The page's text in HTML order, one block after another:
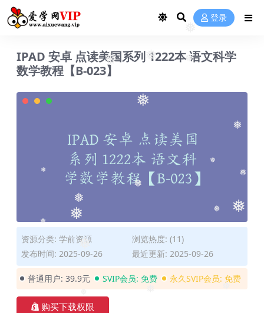
❅
❅
❅
❅
❅
❅
❅
❅
❅ ❅
❅
登录
IPAD 安卓 点读美国系列 1222本 语文科学
数学教程【B-023】
资源分类: 学前资源
浏览热度: (11)
发布时间: 2025-09-26
最近更新: 2025-09-26
普通用户: 39.9元 SVIP会员: 免费 永久SVIP会员: 免费
购买下载权限